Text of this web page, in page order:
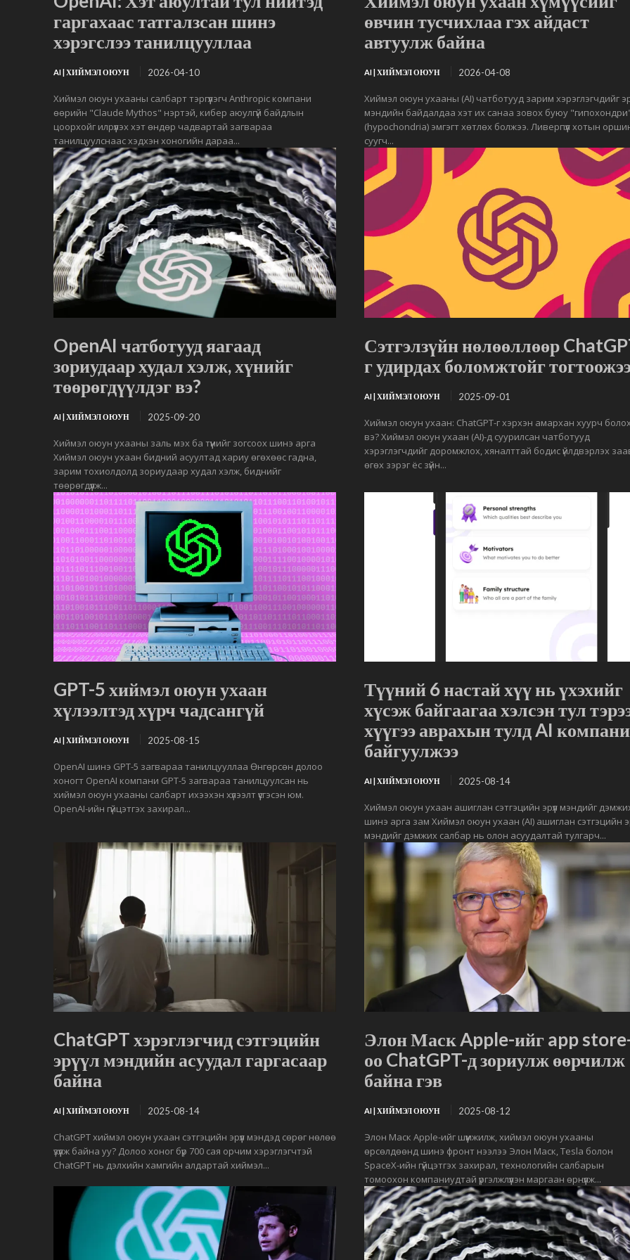
гаргахаас татгалзсан шинэ
хэрэгслээ танилцууллаа
AI | ХИЙМЭЛ ОЮУН 2026-04-10
Хиймэл оюун ухааны салбарт тэргүүлэгч Anthropic компани
өөрийн "Claude Mythos" нэртэй, кибер аюулгүй байдлын
цоорхойг илрүүлэх хэт өндөр чадвартай загвараа
танилцуулснаас хэдхэн хоногийн дараа...
өвчин тусчихлаа гэх айдаст
автуулж байна
AI | ХИЙМЭЛ ОЮУН 2026-04-08
Хиймэл оюун ухааны (AI) чатботууд зарим хэрэглэгчдийг
мэндийн байдалдаа хэт их санаа зовох буюу
(hypochondria) эмгэгт хөтлөх болжээ. Ливерпүүл хотын
суугч...
OpenAI чатботууд яагаад
зориудаар худал хэлж, хүнийг
төөрөгдүүлдэг вэ?
AI | ХИЙМЭЛ ОЮУН 2025-09-20
Хиймэл оюун ухааны заль мэх ба түүнийг зогсоох шинэ арга
Хиймэл оюун ухаан бидний асуултад хариу өгөхөөс гадна,
зарим тохиолдолд зориудаар худал хэлж, биднийг
төөрөгдүүлж...
Сэтгэлзүйн нөлөөллөөр
г удирдах боломжтойг
AI | ХИЙМЭЛ ОЮУН 2025-09-01
Хиймэл оюун ухаан: ChatGPT-г хэрхэн амархан хуурч
вэ? Хиймэл оюун ухаан (AI)-д суурилсан чатботууд
хэрэглэгчдийг доромжлох, хяналттай бодис үйлдвэрлэх
өгөх зэрэг ёс зүйн...
GPT-5 хиймэл оюун ухаан
хүлээлтэд хүрч чадсангүй
AI | ХИЙМЭЛ ОЮУН 2025-08-15
OpenAI шинэ GPT-5 загвараа танилцууллаа Өнгөрсөн долоо
хоногт OpenAI компани GPT-5 загвараа танилцуулсан нь
хиймэл оюун ухааны салбарт ихээхэн хүлээлт үүсгэсэн юм.
OpenAI-ийн гүйцэтгэх захирал...
Түүний 6 настай хүү нь үхэхийг
хүсэж байгаагаа хэлсэн тул
хүүгээ аврахын тулд AI компани
байгуулжээ
AI | ХИЙМЭЛ ОЮУН 2025-08-14
Хиймэл оюун ухаан ашиглан сэтгэцийн эрүүл мэндийг
шинэ арга зам Хиймэл оюун ухаан (AI) ашиглан сэтгэцийн
мэндийг дэмжих салбар нь олон асуудалтай тулгарч...
ChatGPT хэрэглэгчид сэтгэцийн
эрүүл мэндийн асуудал гаргасаар
байна
AI | ХИЙМЭЛ ОЮУН 2025-08-14
ChatGPT хиймэл оюун ухаан сэтгэцийн эрүүл мэндэд сөрөг нөлөө
үзүүлж байна уу? Долоо хоног бүр 700 сая орчим хэрэглэгчтэй
ChatGPT нь дэлхийн хамгийн алдартай хиймэл...
Элон Маск Apple-ийг app
оо ChatGPT-д зориулж өөрчилж
байна гэв
AI | ХИЙМЭЛ ОЮУН 2025-08-12
Элон Маск Apple-ийг шүүмжилж, хиймэл оюун ухааны
өрсөлдөөнд шинэ фронт нээлээ Элон Маск, Tesla болон
SpaceX-ийн гүйцэтгэх захирал, технологийн салбарын
томоохон компаниудтай үргэлжлүүлэн маргаан өрнүүлж...